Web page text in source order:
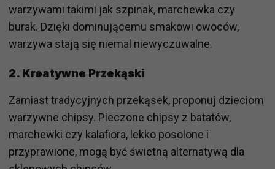
warzywami takimi jak szpinak, marchewka czy
burak. Dzięki dominującemu smakowi owoców,
warzywa stają się niemal niewyczuwalne.
2. Kreatywne Przekąski
Zamiast tradycyjnych przekąsek, proponuj dzieciom
warzywne chipsy. Pieczone chipsy z batatów,
marchewki czy kalafiora, lekko posolone i
przyprawione, mogą być świetną alternatywą dla